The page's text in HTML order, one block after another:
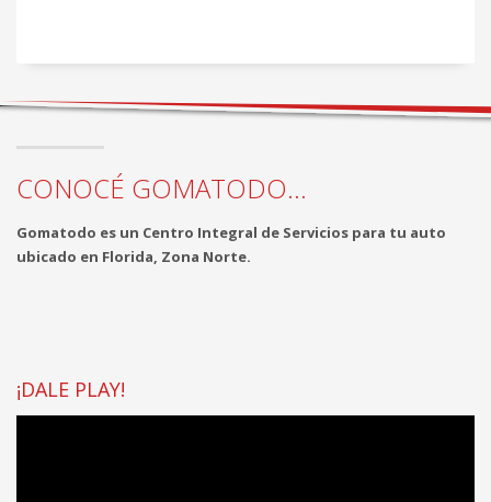
CONOCÉ GOMATODO...
Gomatodo es un Centro Integral de Servicios para tu auto
ubicado en Florida, Zona Norte.
¡DALE PLAY!